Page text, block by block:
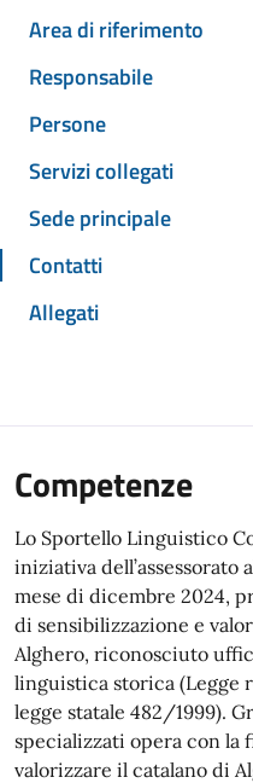
Area di riferimento
Responsabile
Persone
Servizi collegati
Sede principale
Contatti
Allegati
Competenze
Lo Sportello Linguistico
iniziativa
mese di dicembre 2024,
di sensibilizzazione e
Alghero, riconosciuto
linguistica storica (Legge
legge statale 482/1999).
specializzati opera con la
valorizzare il catalano di